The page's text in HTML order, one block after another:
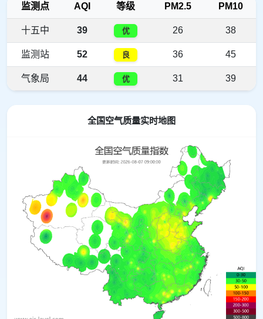
监测点 AQI 等级 PM2.5 PM10
十五中 39 优 26 38
监测站 52 良 36 45
气象局 44 优 31 39
全国空气质量实时地图